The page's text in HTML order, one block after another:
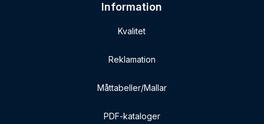
Information
Kvalitet
Reklamation
Måttabeller/Mallar
PDF-kataloger